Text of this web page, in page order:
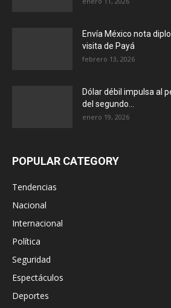
Envía México nota
visita de Payá
febrero 13, 2026
Dólar débil impulsa al
del segundo...
enero 19, 2026
POPULAR CATEGORY
Tendencias
Nacional
Internacional
Política
Seguridad
Espectáculos
Deportes